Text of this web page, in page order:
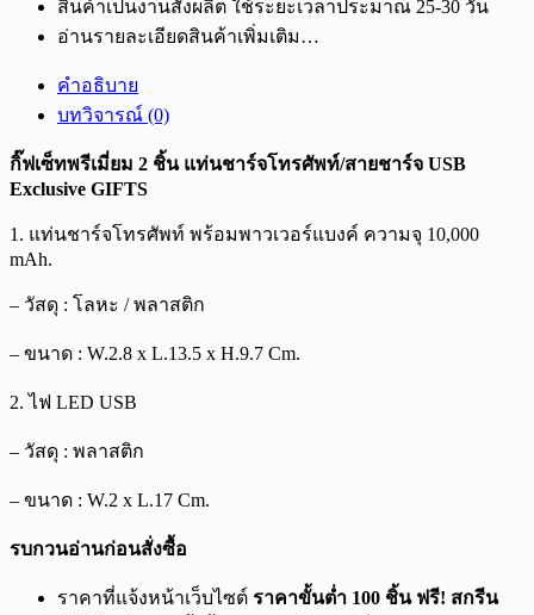
สินค้าเป็นงานสั่งผลิต ใช้ระยะเวลาประมาณ 25-30 วัน
อ่านรายละเอียดสินค้าเพิ่มเติม…
คำอธิบาย
บทวิจารณ์ (0)
กิ๊ฟเซ็ทพรีเมี่ยม 2 ชิ้น แท่นชาร์จโทรศัพท์/สายชาร์จ USB
Exclusive GIFTS
1. แท่นชาร์จโทรศัพท์ พร้อมพาวเวอร์แบงค์ ความจุ 10,000
mAh.
– วัสดุ : โลหะ / พลาสติก
– ขนาด : W.2.8 x L.13.5 x H.9.7 Cm.
2. ไฟ LED USB
– วัสดุ : พลาสติก
– ขนาด : W.2 x L.17 Cm.
รบกวนอ่านก่อนสั่งซื้อ
ราคาที่แจ้งหน้าเว็บไซต์ ราคาขั้นต่ำ 100 ชิ้น ฟรี! สกรีน